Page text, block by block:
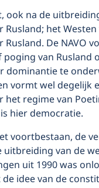
ook na de
Rusland; het
De NAVO
poging van Rusland
dominantie te
vormt wel degelijk
het regime van
hier democratie.
voortbestaan, de
van de
uit 1990 was
idee van de